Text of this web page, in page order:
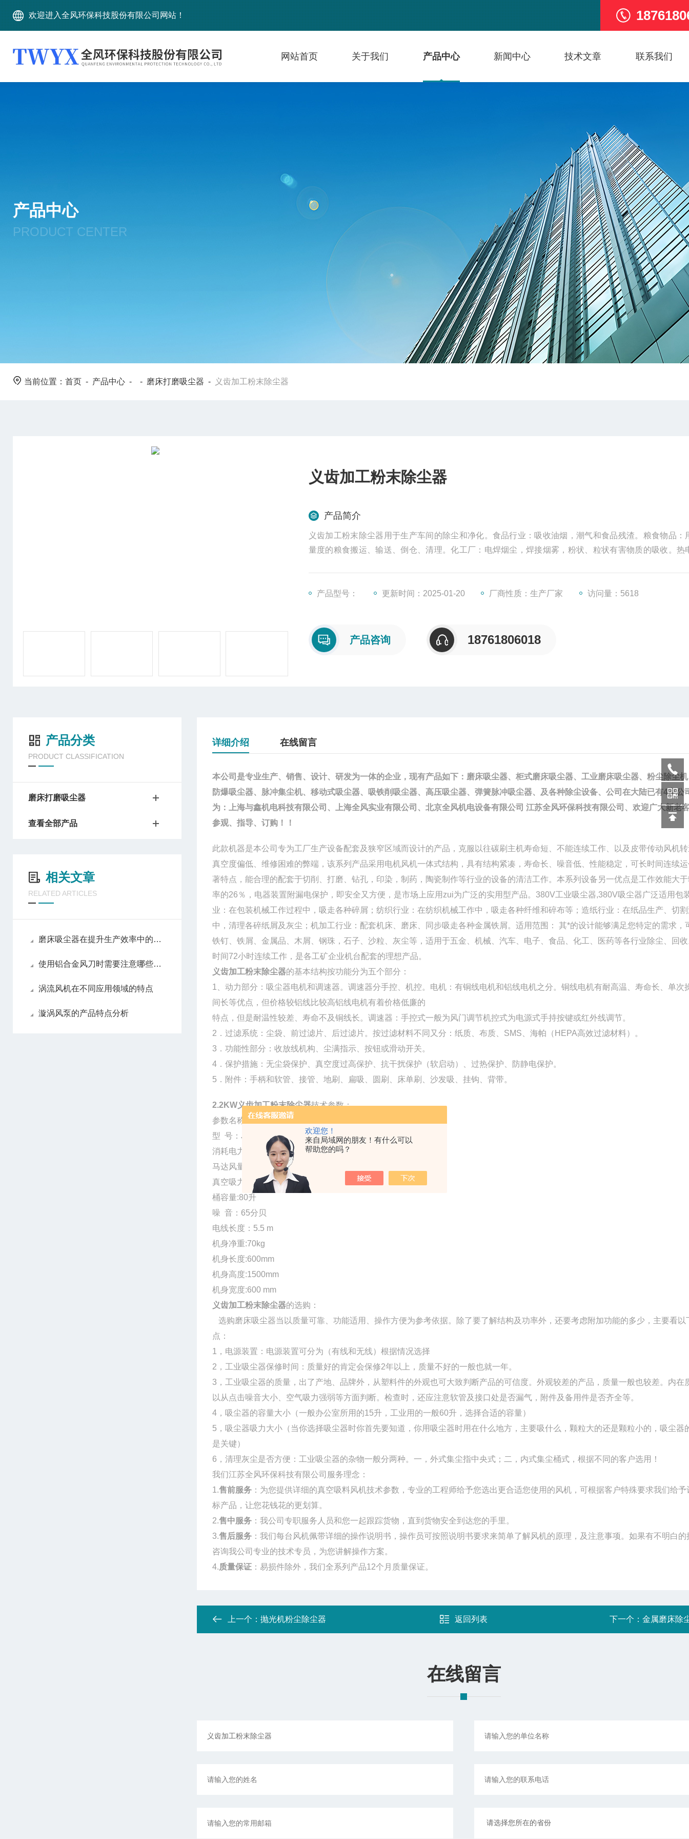
欢迎您！
来自局域网的朋友！有什么可以
帮助您的吗？
欢迎进入全风环保科技股份有限公司网站！
网站首页 关于我们 产品中心 新闻中心 技术文章 联系我们
产品中心
PRODUCT CENTER
当前位置： 首页 - 产品中心 - - 磨床打磨吸尘器 - 义齿加工粉末除尘器
义齿加工粉末除尘器
产品简介
义齿加工粉末除尘器用于生产车间的除尘和净化。食品行业：吸收油烟，潮气和食品残渣。粮食物品：
量度的粮食搬运、输送、倒仓、清理。化工厂：电焊烟尘，焊接烟雾，粉状、粒状有害物质的吸收。热
产品型号： 更新时间：2025-01-20 厂商性质：生产厂家 访问量：5618
产品咨询 18761806018
产品分类
PRODUCT CLASSIFICATION
磨床打磨吸尘器
查看全部产品
相关文章
RELATED ARTICLES
磨床吸尘器在提升生产效率中的作用
使用铝合金风刀时需要注意哪些要点？
涡流风机在不同应用领域的特点
漩涡风泵的产品特点分析
详细介绍 在线留言
本公司是专业生产、销售、设计、研发为一体的企业，现有产品如下：磨床吸尘器、柜式磨床吸尘器、工业磨床吸尘器、粉尘除尘
防爆吸尘器、脉冲集尘机、移动式吸尘器、吸铁削吸尘器、高压吸尘器、弹簧脉冲吸尘器、及各种除尘设备、公司在大陆已有4家公
为：
上海与鑫机电科技有限公司、上海全风实业有限公司、北京全风机电设备有限公司 江苏全风环保科技有限公司 、欢迎广大新老
参观、指导、订购！！
此款机器是本公司专为工厂生产设备配套及狭窄区域而设计的产品，克服以往碳刷主机寿命短、不能连续工作、以及皮带传动风机
真空度偏低、维修困难的弊端，该系列产品采用电机风机一体式结构，具有结构紧凑，寿命长、噪音低、性能稳定，可长时间连续
著特点，能合理的配套于切削、打磨、钻孔，印染，制药，陶瓷制作等行业的设备的清洁工作。本系列设备另一优点是工作效能大
率的26％，电器装置附漏电保护，即安全又方便，是市场上应用zui为广泛的实用型产品。380V工业吸尘器,380V吸尘器广泛适用包
业：在包装机械工作过程中，吸走各种碎屑；纺织行业：在纺织机械工作中，吸走各种纤维和碎布等；造纸行业：在纸品生产、切
中，清理各碎纸屑及灰尘；机加工行业：配套机床、磨床、同步吸走各种金属铁屑。适用范围： 其*的设计能够满足您特定的需求，
铁钉、铁屑、金属品、木屑、钢珠，石子、沙粒、灰尘等，适用于五金、机械、汽车、电子、食品、化工、医药等各行业除尘、回
时间72小时连续工作，是各工矿企业机台配套的理想产品。
义齿加工粉末除尘器的基本结构按功能分为五个部分：
1、动力部分：吸尘器电机和调速器。调速器分手控、机控。电机：有铜线电机和铝线电机之分。铜线电机有耐高温、寿命长、单次
间长等优点，但价格较铝线比较高铝线电机有着价格低廉的
特点，但是耐温性较差、寿命不及铜线长。调速器：手控式一般为风门调节机控式为电源式手持按键或红外线调节。
2．过滤系统：尘袋、前过滤片、后过滤片。按过滤材料不同又分：纸质、布质、SMS、海帕（HEPA高效过滤材料）。
3．功能性部分：收放线机构、尘满指示、按钮或滑动开关。
4．保护措施：无尘袋保护、真空度过高保护、抗干扰保护（软启动）、过热保护、防静电保护。
5．附件：手柄和软管、接管、地刷、扁吸、圆刷、床单刷、沙发吸、挂钩、背带。
2.2KW义齿加工粉末除尘器技术参数：
参数名称:参数值
型 号：JC-2200-4
消耗电力:2.2kw
马达风量:1800m3/h
真空吸力:2.5Kpa
桶容量:80升
噪 音：65分贝
电线长度：5.5 m
机身净重:70kg
机身长度:600mm
机身高度:1500mm
机身宽度:600 mm
义齿加工粉末除尘器的选购：
选购磨床吸尘器当以质量可靠、功能适用、操作方便为参考依据。除了要了解结构及功率外，还要考虑附加功能的多少，主要看以
点：
1，电源装置：电源装置可分为（有线和无线）根据情况选择
2，工业吸尘器保修时间：质量好的肯定会保修2年以上，质量不好的一般也就一年。
3，工业吸尘器的质量，出了产地、品牌外，从塑料件的外观也可大致判断产品的可信度。外观较差的产品，质量一般也较差。内在
以从点击噪音大小、空气吸力强弱等方面判断。检查时，还应注意软管及接口处是否漏气，附件及备用件是否齐全等。
4，吸尘器的容量大小（一般办公室所用的15升，工业用的一般60升，选择合适的容量）
5，吸尘器吸力大小（当你选择吸尘器时你首先要知道，你用吸尘器时用在什么地方，主要吸什么，颗粒大的还是颗粒小的，吸尘器
是关键）
6，清理灰尘是否方便：工业吸尘器的杂物一般分两种。一，外式集尘指中央式；二，内式集尘桶式，根据不同的客户选用！
我们江苏全风环保科技有限公司服务理念：
1.售前服务 ：为您提供详细的真空吸料风机技术参数，专业的工程师给予您选出更合适您使用的风机，可根据客户特殊要求我们给予
标产品，让您花钱花的更划算。
2.售中服务 ：我公司专职服务人员和您一起跟踪货物，直到货物安全到达您的手里。
3.售后服务 ：我们每台风机佩带详细的操作说明书，操作员可按照说明书要求来简单了解风机的原理，及注意事项。如果有不明白的
咨询我公司专业的技术专员，为您讲解操作方案。
4.质量保证 ：易损件除外，我们全系列产品12个月质量保证。
上一个： 抛光机粉尘除尘器 返回列表 下一个： 金属磨床除
在线留言